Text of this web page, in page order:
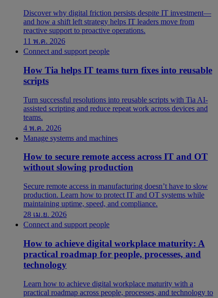
Discover why digital friction persists despite IT investment—
and how a shift left strategy helps IT leaders move from
reactive support to proactive operations.
11 พ.ค. 2026
Connect and support people
How Tia helps IT teams turn fixes into reusable
scripts
Turn successful resolutions into reusable scripts with Tia AI-
assisted scripting and reduce repeat work across devices and
teams.
4 พ.ค. 2026
Manage systems and machines
How to secure remote access across IT and OT
without slowing production
Secure remote access in manufacturing doesn’t have to slow
production. Learn how to protect IT and OT systems while
maintaining uptime, speed, and compliance.
28 เม.ย. 2026
Connect and support people
How to achieve digital workplace maturity: A
practical roadmap for people, processes, and
technology
Learn how to achieve digital workplace maturity with a
practical roadmap across people, processes, and technology to